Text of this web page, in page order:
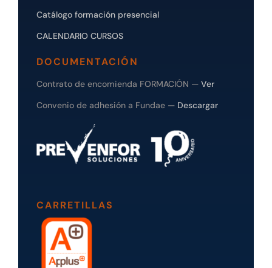
Catálogo formación presencial
CALENDARIO CURSOS
DOCUMENTACIÓN
Contrato de encomienda FORMACIÓN — Ver
Convenio de adhesión a Fundae — Descargar
CARRETILLAS